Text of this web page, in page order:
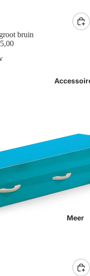
Meer
bruin